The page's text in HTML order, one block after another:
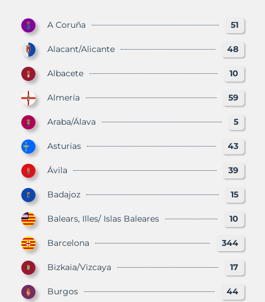
A Coruña 51
Alacant/Alicante 48
Albacete 10
Almería 59
Araba/Álava 5
Asturias 43
Ávila 39
Badajoz 15
Balears, Illes/ Islas Baleares 10
Barcelona 344
Bizkaia/Vizcaya 17
Burgos 44